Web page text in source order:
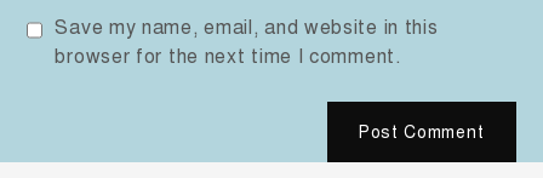
Save my name, email, and website in this
browser for the next time I comment.